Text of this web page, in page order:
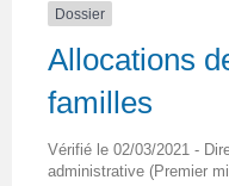
Dossier
Allocations
familles
Vérifié le 02/03/2021 -
administrative (Premier